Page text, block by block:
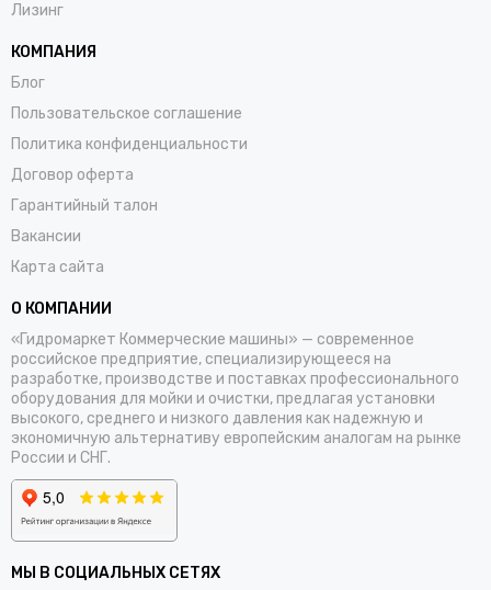
Лизинг
КОМПАНИЯ
Блог
Пользовательское соглашение
Политика конфиденциальности
Договор оферта
Гарантийный талон
Вакансии
Карта сайта
О КОМПАНИИ
«Гидромаркет Коммерческие машины» — современное
российское предприятие, специализирующееся на
разработке, производстве и поставках профессионального
оборудования для мойки и очистки, предлагая установки
высокого, среднего и низкого давления как надежную и
экономичную альтернативу европейским аналогам на рынке
России и СНГ.
МЫ В СОЦИАЛЬНЫХ СЕТЯХ